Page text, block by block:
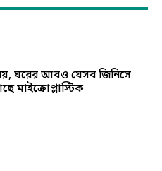
ঘরের আরও যেসব জিনিসে
মাইক্রোপ্লাস্টিক